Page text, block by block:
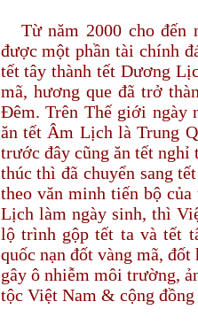
Từ năm 2000 cho đến
được một phần tài chính
tết tây thành tết Dương
mã, hương que đã trở
Đêm. Trên Thế giới ngày
ăn tết Âm Lịch là Trung
trước đây cũng ăn tết
thúc thì đã chuyển sang
theo văn minh tiến bộ
Lịch làm ngày sinh, thì
lộ trình gộp tết ta và tết
quốc nạn đốt vàng mã, đốt
gây ô nhiễm môi trường,
tộc Việt Nam & cộng